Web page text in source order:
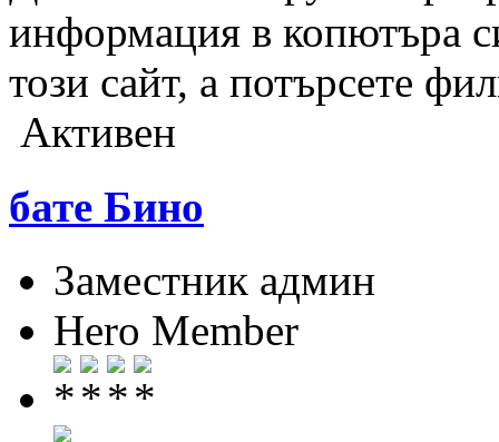
информация в копютъра
този сайт, а потърсете
Активен
бате Бино
Заместник админ
Hero Member